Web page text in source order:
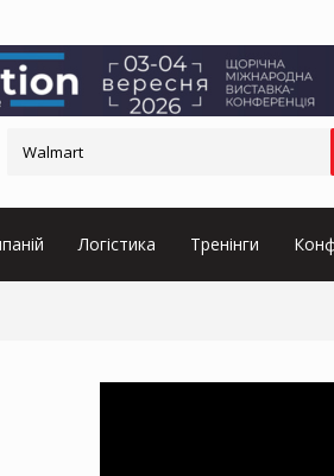
Логістика Тренінги